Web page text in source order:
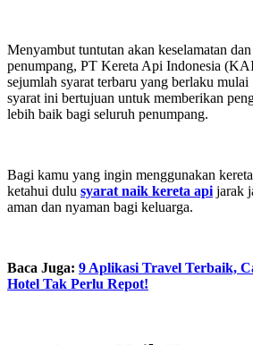
Menyambut tuntutan akan keselamatan
penumpang, PT Kereta Api Indonesia
sejumlah syarat terbaru yang berlaku
syarat ini bertujuan untuk memberikan
lebih baik bagi seluruh penumpang.
Bagi kamu yang ingin menggunakan
ketahui dulu syarat naik kereta api jarak
aman dan nyaman bagi keluarga.
Baca Juga: 9 Aplikasi Travel Terbaik,
Hotel Tak Perlu Repot!